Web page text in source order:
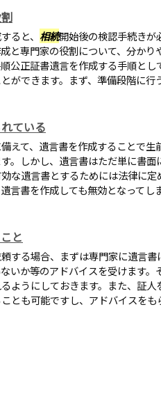
ると、 相続開始後の検認手続きが
と専門家の役割について、分かり
公正証書遺言を作成する手順とし
ができます。まず、準備段階に行
ている
えて、遺言書を作成することで生
。しかし、遺言書はただ単に書面
な遺言書とするためには法律に定
言書を作成しても無効となってし
と
する場合、まずは専門家に遺言書
いか等のアドバイスを受けます。
ようにしておきます。また、証人
とも可能ですし、アドバイスをも